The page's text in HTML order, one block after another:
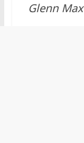
Glenn